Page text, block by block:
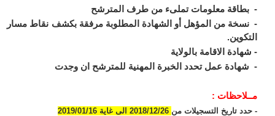
معلومات تملىء من طرف المترشح
من المؤهل أو الشهادة المطلوبة مرفقة بكشف نقاط مسار
الاقامة بالولاية
عمل تحدد الخبرة المهنية للمترشح ان وجدت
:
تاريخ التسجيلات من2018/12/26 الى غاية 2019/01/16